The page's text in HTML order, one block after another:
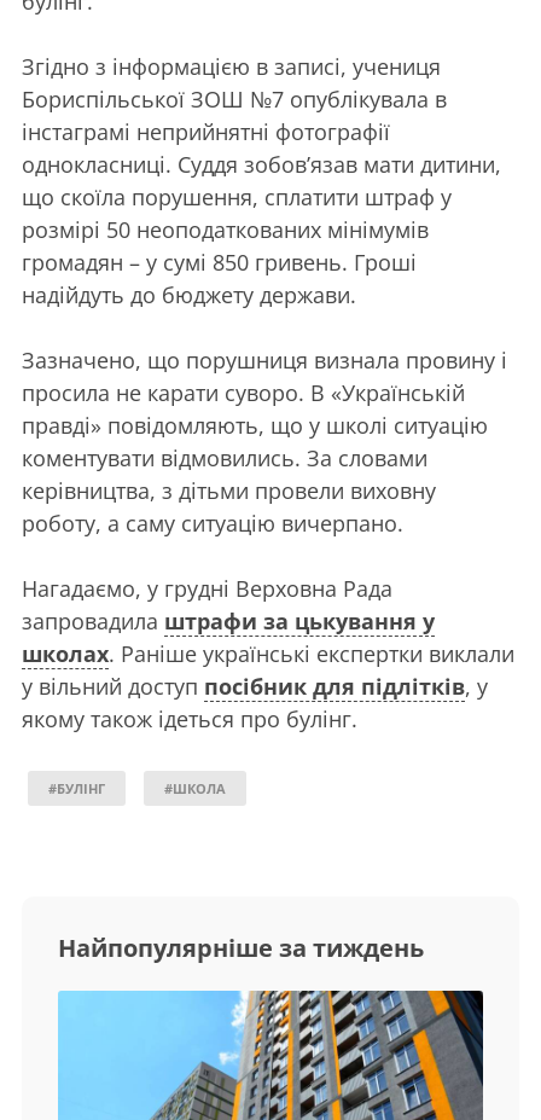
Згідно з інформацією в записі, учениця
Бориспільської ЗОШ №7 опублікувала в
інстаграмі неприйнятні фотографії
однокласниці. Суддя зобов’язав мати дитини,
що скоїла порушення, сплатити штраф у
розмірі 50 неоподаткованих мінімумів
громадян – у сумі 850 гривень. Гроші
надійдуть до бюджету держави.
Зазначено, що порушниця визнала провину і
просила не карати суворо. В «Українській
правді» повідомляють, що у школі ситуацію
коментувати відмовились. За словами
керівництва, з дітьми провели виховну
роботу, а саму ситуацію вичерпано.
Нагадаємо, у грудні Верховна Рада
запровадила штрафи за цькування у
школах. Раніше українські експертки виклали
у вільний доступ посібник для підлітків, у
якому також ідеться про булінг.
#БУЛІНГ #ШКОЛА
Найпопулярніше за тиждень